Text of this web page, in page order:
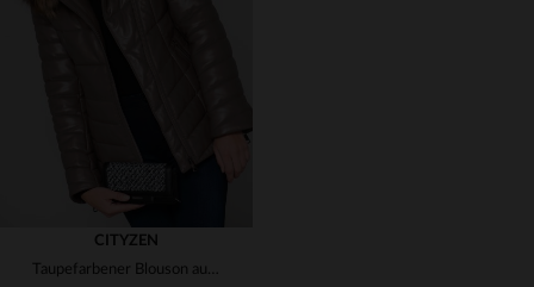
CITYZEN
Taupefarbener Blouson aus Schafsleder mit Fell für elegante Wärme.